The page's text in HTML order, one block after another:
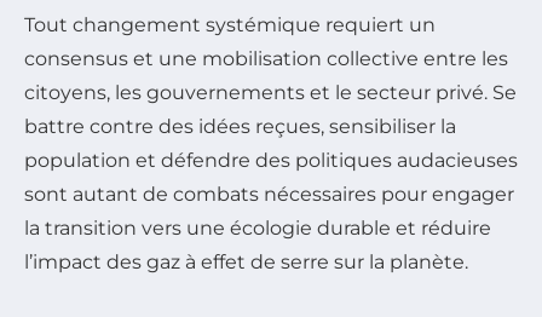
Tout changement systémique requiert un
consensus et une mobilisation collective entre les
citoyens, les gouvernements et le secteur privé. Se
battre contre des idées reçues, sensibiliser la
population et défendre des politiques audacieuses
sont autant de combats nécessaires pour engager
la transition vers une écologie durable et réduire
l’impact des gaz à effet de serre sur la planète.